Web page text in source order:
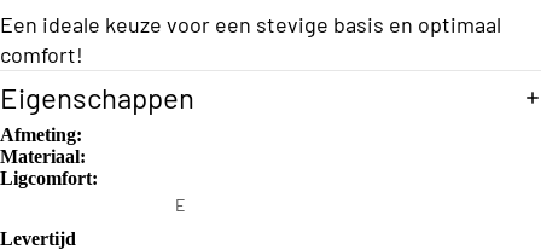
s
C
o
c
b
d
nE
Een ideale keuze voor een stevige basis en optimaal
comfort!
Eigenschappen
Afmeting:
Materiaal:
Ligcomfort:
Levertijd